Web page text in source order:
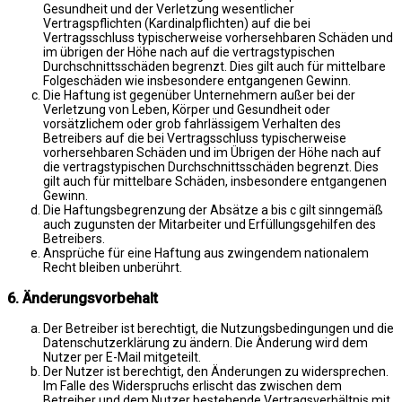
Gesundheit und der Verletzung wesentlicher
Vertragspflichten (Kardinalpflichten) auf die bei
Vertragsschluss typischerweise vorhersehbaren Schäden und
im übrigen der Höhe nach auf die vertragstypischen
Durchschnittsschäden begrenzt. Dies gilt auch für mittelbare
Folgeschäden wie insbesondere entgangenen Gewinn.
Die Haftung ist gegenüber Unternehmern außer bei der
Verletzung von Leben, Körper und Gesundheit oder
vorsätzlichem oder grob fahrlässigem Verhalten des
Betreibers auf die bei Vertragsschluss typischerweise
vorhersehbaren Schäden und im Übrigen der Höhe nach auf
die vertragstypischen Durchschnittsschäden begrenzt. Dies
gilt auch für mittelbare Schäden, insbesondere entgangenen
Gewinn.
Die Haftungsbegrenzung der Absätze a bis c gilt sinngemäß
auch zugunsten der Mitarbeiter und Erfüllungsgehilfen des
Betreibers.
Ansprüche für eine Haftung aus zwingendem nationalem
Recht bleiben unberührt.
6. Änderungsvorbehalt
Der Betreiber ist berechtigt, die Nutzungsbedingungen und die
Datenschutzerklärung zu ändern. Die Änderung wird dem
Nutzer per E-Mail mitgeteilt.
Der Nutzer ist berechtigt, den Änderungen zu widersprechen.
Im Falle des Widerspruchs erlischt das zwischen dem